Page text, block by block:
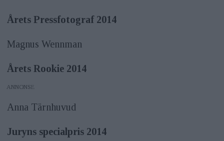
Årets Pressfotograf 2014
Magnus Wennman
Årets Rookie 2014
ANNONS
Anna Tärnhuvud
Juryns specialpris 2014